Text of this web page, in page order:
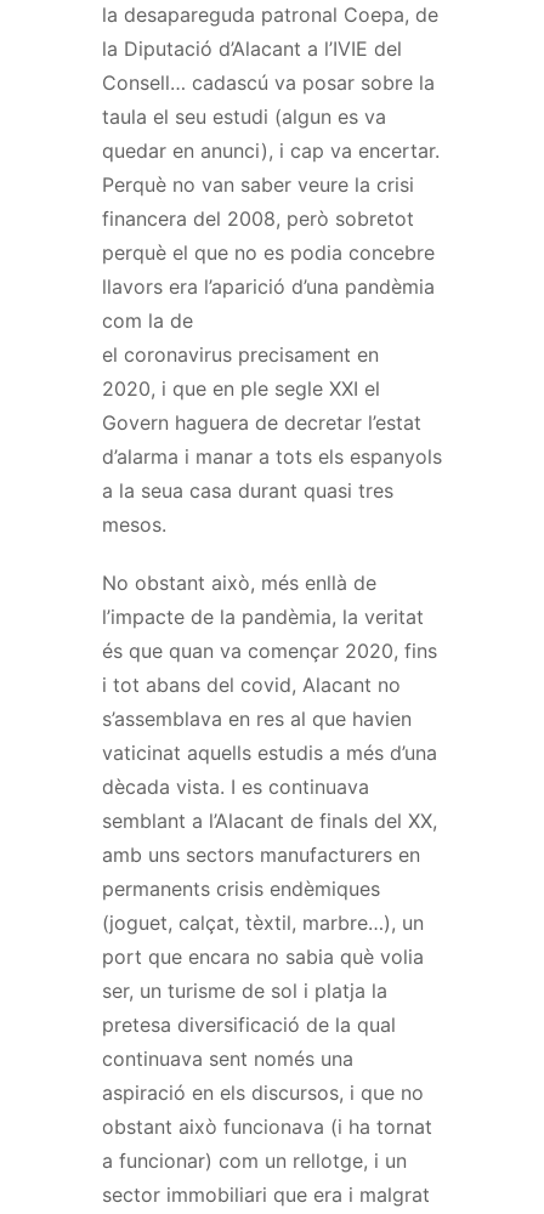
la desapareguda patronal Coepa, de
la Diputació d’Alacant a l’IVIE del
Consell… cadascú va posar sobre la
taula el seu estudi (algun es va
quedar en anunci), i cap va encertar.
Perquè no van saber veure la crisi
financera del 2008, però sobretot
perquè el que no es podia concebre
llavors era l’aparició d’una pandèmia
com la de
el coronavirus precisament en
2020, i que en ple segle XXI el
Govern haguera de decretar l’estat
d’alarma i manar a tots els espanyols
a la seua casa durant quasi tres
mesos.
No obstant això, més enllà de
l’impacte de la pandèmia, la veritat
és que quan va començar 2020, fins
i tot abans del covid, Alacant no
s’assemblava en res al que havien
vaticinat aquells estudis a més d’una
dècada vista. I es continuava
semblant a l’Alacant de finals del XX,
amb uns sectors manufacturers en
permanents crisis endèmiques
(joguet, calçat, tèxtil, marbre…), un
port que encara no sabia què volia
ser, un turisme de sol i platja la
pretesa diversificació de la qual
continuava sent només una
aspiració en els discursos, i que no
obstant això funcionava (i ha tornat
a funcionar) com un rellotge, i un
sector immobiliari que era i malgrat